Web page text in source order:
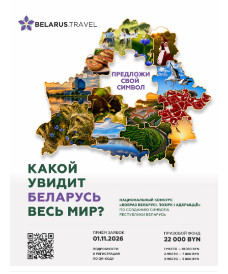
Общественная
жизнь
Идеологическая
Официальные
геральдические
символы
5 лет МАРТ
Деятельность
Ценовая политика
Антимонопольное
регулирование и
конкуренция
Торговля и услуги
Регулирование и
контроль закупок
Защита прав